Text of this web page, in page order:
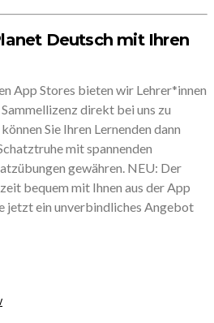
Deutsch mit Ihren
App Stores bieten wir Lehrer*innen
direkt bei uns zu
Sie Ihren Lernenden dann
mit spannenden
gewähren. NEU: Der
bequem mit Ihnen aus der App
jetzt ein unverbindliches Angebot